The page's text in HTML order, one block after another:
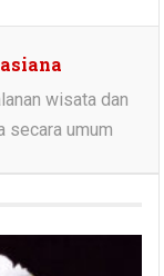
wisata dan
secara umum